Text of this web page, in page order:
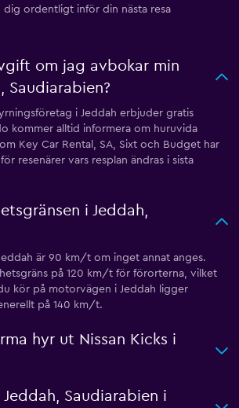
ordentligt inför din nästa resa
om jag avbokar min
Saudiarabien?
i Jeddah erbjuder gratis
kommer alltid informera om huruvida
Key Car Rental, SA, Sixt och Budget har
resenärer vars resplan ändras i sista
i Jeddah,
är 90 km/t om inget annat anges.
på 120 km/t för förorterna, vilket
kör på motorvägen i Jeddah ligger
på 140 km/t.
hyr ut Nissan Kicks i
Saudiarabien i